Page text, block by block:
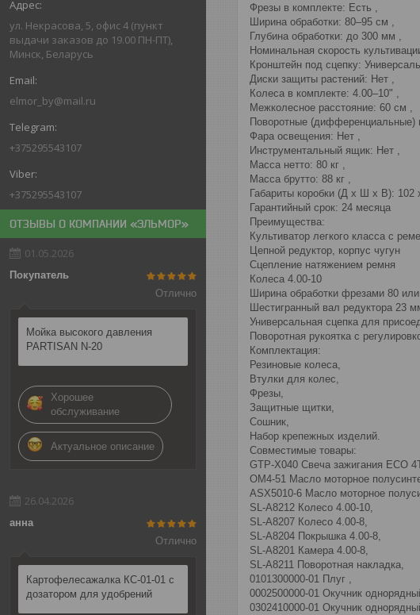
ул. Некрасова, 5, офис 4 (пункт
выдачи заказов до 19.00 ПН-ПТ),
Минск, Беларусь
elmor_by@mail.ru
+375295543107
+375295543107
ОТЗЫВЫ О КОМПАНИИ «ЭЛЬМОР»
01.05.2026
Покупатель
Отлично
Мойка высокого давления
PARTISAN N-20
Хорошее
обслуживание
Актуальное описание
26.04.2026
анна
Отлично
Картофелесажалка КС-01-01 с
дозатором для удобрений
Фрезы в комплекте: Есть ,
Ширина обработки: 80–95 см ,
Глубина обработки: до 300 мм ,
Номинальная скорость
Кронштейн под сцепку:
Диски защиты растений: Нет ,
Колеса в комплекте: 4.00–10" ,
Межколесное расстояние: 60 см ,
Поворотные (дифференциальные)
Фара освещения: Нет ,
Инструментальный ящик: Нет ,
Масса нетто: 80 кг ,
Масса брутто: 88 кг ,
Габариты коробки (Д x Ш x В): 102
Гарантийный срок: 24 месяца
Преимущества:
Культиватор легкого класса с
Цепной редуктор, корпус чугун
Сцепление натяжением ремня
Колеса 4.00-10
Ширина обработки фрезами 80
Шестигранный вал редуктора 23
Универсальная сцепка для
Поворотная рукоятка с
Комплектация:
Резиновые колеса,
Втулки для колес,
Фрезы,
Защитные щитки,
Сошник,
Набор крепежных изделий.
Совместимые товары:
GTP-X040 Свеча зажигания ECO
OM4-51 Масло моторное
ASX5010-6 Масло моторное
SL-A8212 Колесо 4.00-10,
SL-A8207 Колесо 4.00-8,
SL-A8204 Покрышка 4.00-8,
SL-A8201 Камера 4.00-8,
SL-A8211 Поворотная накладка,
0101300000-01 Плуг ,
0002500000-01 Окучник
0302410000-01 Окучник